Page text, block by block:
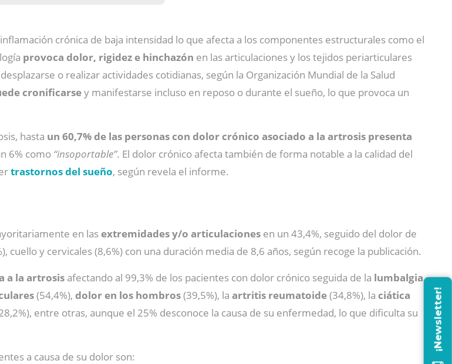
crónica de baja intensidad lo que afecta a los componentes estructurales como el
provoca dolor, rigidez e hinchazón en las articulaciones y los tejidos periarticulares
o realizar actividades cotidianas, según la Organización Mundial de la Salud
cronificarsey manifestarse incluso en reposo o durante el sueño, lo que provoca un
hasta un 60,7% de las personas con dolor crónico asociado a la artrosis presenta
6% como “insoportable”. El dolor crónico afecta también de forma notable a la calidad del
trastornos del sueño, según revela el informe.
en lasextremidades y/o articulaciones en un 43,4%, seguido del dolor de
cuello y cervicales (8,6%) con una duración media de 8,6 años, según recoge la publicación.
a la artrosis afectando al 99,3% de los pacientes con dolor crónico seguida de la lumbalgia
(54,4%), dolor en los hombros(39,5%), la artritis reumatoide(34,8%), la ciática
entre otras, aunque el 25% desconoce la causa de su enfermedad, lo que dificulta su
a causa de su dolor son:
¡Newsletter!